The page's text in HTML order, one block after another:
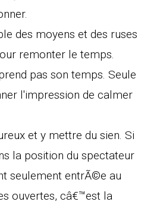
des moyens et des ruses
remonter le temps.
pas son temps. Seule
l'impression de calmer
et y mettre du sien. Si
la position du spectateur
seulement entrÃ©e au
ouvertes, câ€™est la